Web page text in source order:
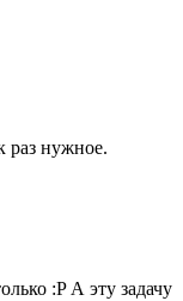
раз нужное.
:P А эту задачу